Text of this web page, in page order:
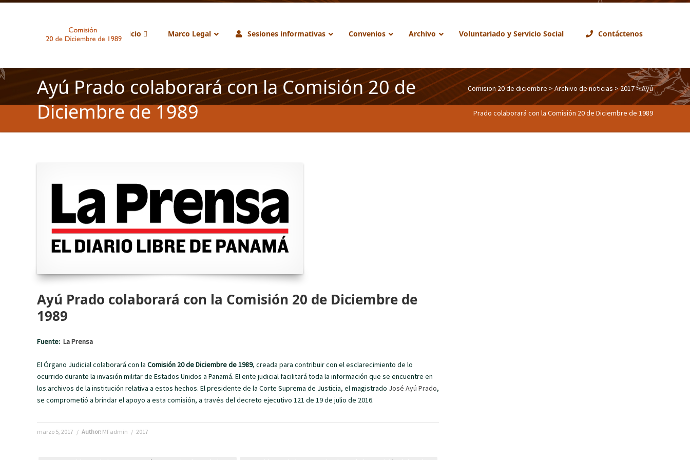
Inicio Marco Legal Sesiones informativas Convenios Archivo Voluntariado y Servicio Social Contáctenos
Ayú Prado colaborará con la Comisión 20 de
Diciembre de 1989
Comision 20 de diciembre >Archivo de noticias >2017> Ayú
Prado colaborará con la Comisión 20 de Diciembre de 1989
Ayú Prado colaborará con la Comisión 20 de Diciembre de
1989
Fuente: La Prensa
El Órgano Judicial colaborará con la Comisión 20 de Diciembre de 1989, creada para contribuir con el esclarecimiento de lo
ocurrido durante la invasión militar de Estados Unidos a Panamá. El ente judicial facilitará toda la información que se encuentre en
los archivos de la institución relativa a estos hechos. El presidente de la Corte Suprema de Justicia, el magistrado José Ayú Prado,
se comprometió a brindar el apoyo a esta comisión, a través del decreto ejecutivo 121 de 19 de julio de 2016.
marzo 5, 2017 / Author: MFadmin / 2017